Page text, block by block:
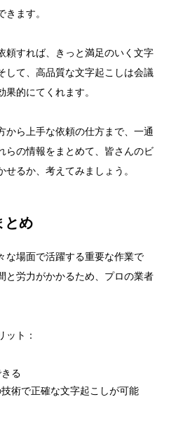
ます。
頼すれば、きっと満足のいく文字
して、高品質な文字起こしは会議
的にてくれます。
から上手な依頼の仕方まで、一通
らの情報をまとめて、皆さんのビ
るか、考えてみましょう。
とめ
な場面で活躍する重要な作業で
と労力がかかるため、プロの業者
ット：
る
術で正確な文字起こしが可能